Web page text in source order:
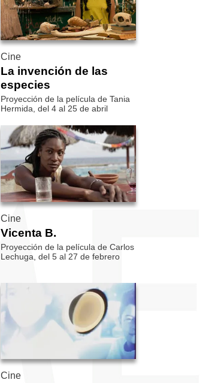
Cine
La invención de las
especies
Proyección de la película de Tania
Hermida, del 4 al 25 de abril
Cine
Vicenta B.
Proyección de la película de Carlos
Lechuga, del 5 al 27 de febrero
Cine